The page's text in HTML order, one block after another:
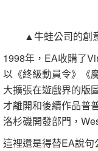
▲牛蛙公司的創
1998年，EA收購了
以《終級動員令》《
大擴張在遊戲界的版
才離開和後續作品普
洛杉磯開發部門，
這裡還是得替EA說